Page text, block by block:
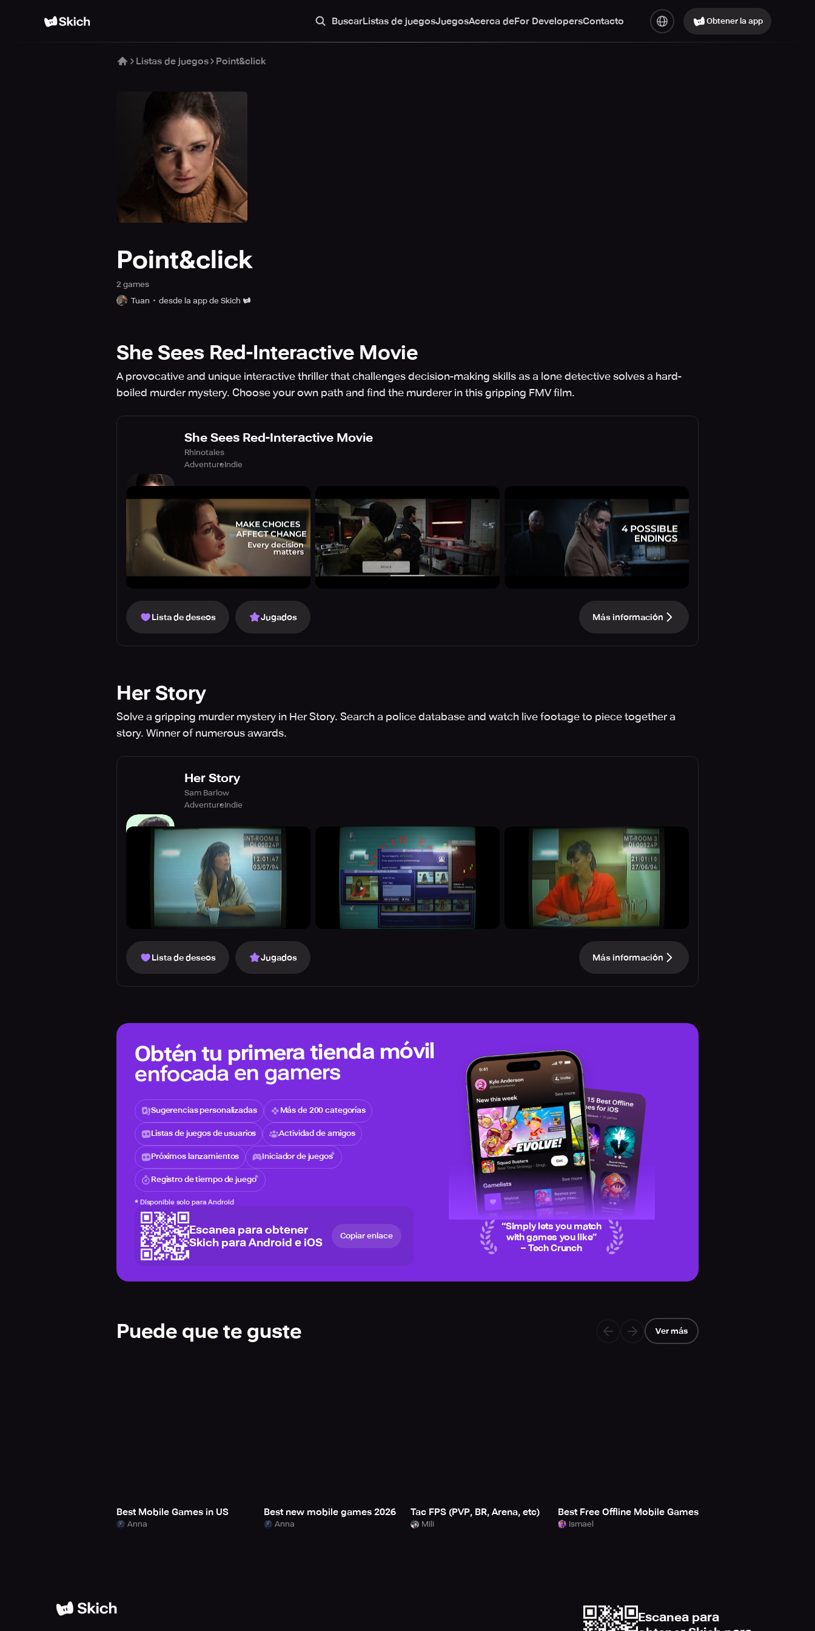
BuscarListas de juegosJuegosAcerca deFor DevelopersContacto Obtener la app
Listas de juegos Point&click
Point&click
2 games
Tuan
desde la app de Skich
She Sees Red-Interactive Movie
A provocative and unique interactive thriller that challenges decision-making skills as a lone detective solves a hard-
boiled murder mystery. Choose your own path and find the murderer in this gripping FMV film.
She Sees Red-Interactive Movie
Rhinotales
AdventureIndie
Lista de deseos Jugados Más información
Her Story
Solve a gripping murder mystery in Her Story. Search a police database and watch live footage to piece together a
story. Winner of numerous awards.
Her Story
Sam Barlow
AdventureIndie
Lista de deseos Jugados Más información
Obtén tu primera tienda móvil
enfocada en gamers
Sugerencias personalizadas Más de 200 categorías
Listas de juegos de usuarios Actividad de amigos
Próximos lanzamientos Iniciador de juegos
Registro de tiempo de juego
* Disponible solo para Android
Escanea para obtener
Skich para Android e iOS
Copiar enlace
“Simply lets you match
with games you like”
– Tech Crunch
Puede que te guste Ver más
Best Mobile Games in US
Anna
Best new mobile games 2026
Anna
Tac FPS (PVP, BR, Arena, etc)
Mili
Best Free Offline Mobile Games
Ismael
Escanea para